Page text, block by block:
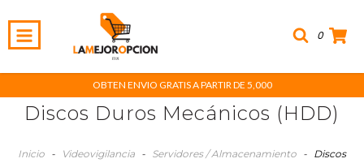
0
OBTEN ENVIO GRATIS A PARTIR DE 5,000
Discos Duros Mecánicos (HDD)
Inicio - Videovigilancia - Servidores / Almacenamiento - Discos